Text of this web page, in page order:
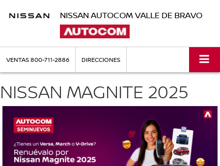
NISSAN AUTOCOM VALLE DE BRAVO
VENTAS800-711-2886 DIRECCIONES
NISSAN MAGNITE 2025